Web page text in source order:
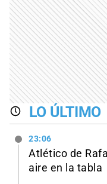
LO ÚLTIMO
23:06
Atlético de
aire en la tabla